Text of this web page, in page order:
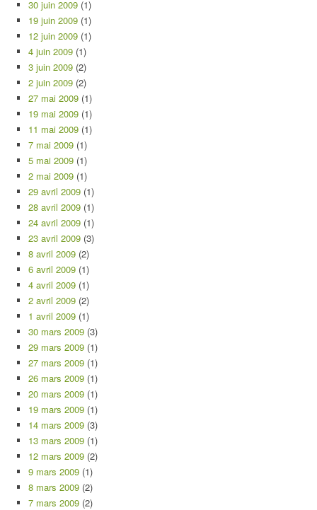
30 juin 2009 (1)
19 juin 2009 (1)
12 juin 2009 (1)
4 juin 2009 (1)
3 juin 2009 (2)
2 juin 2009 (2)
27 mai 2009 (1)
19 mai 2009 (1)
11 mai 2009 (1)
7 mai 2009 (1)
5 mai 2009 (1)
2 mai 2009 (1)
29 avril 2009 (1)
28 avril 2009 (1)
24 avril 2009 (1)
23 avril 2009 (3)
8 avril 2009 (2)
6 avril 2009 (1)
4 avril 2009 (1)
2 avril 2009 (2)
1 avril 2009 (1)
30 mars 2009 (3)
29 mars 2009 (1)
27 mars 2009 (1)
26 mars 2009 (1)
20 mars 2009 (1)
19 mars 2009 (1)
14 mars 2009 (3)
13 mars 2009 (1)
12 mars 2009 (2)
9 mars 2009 (1)
8 mars 2009 (2)
7 mars 2009 (2)